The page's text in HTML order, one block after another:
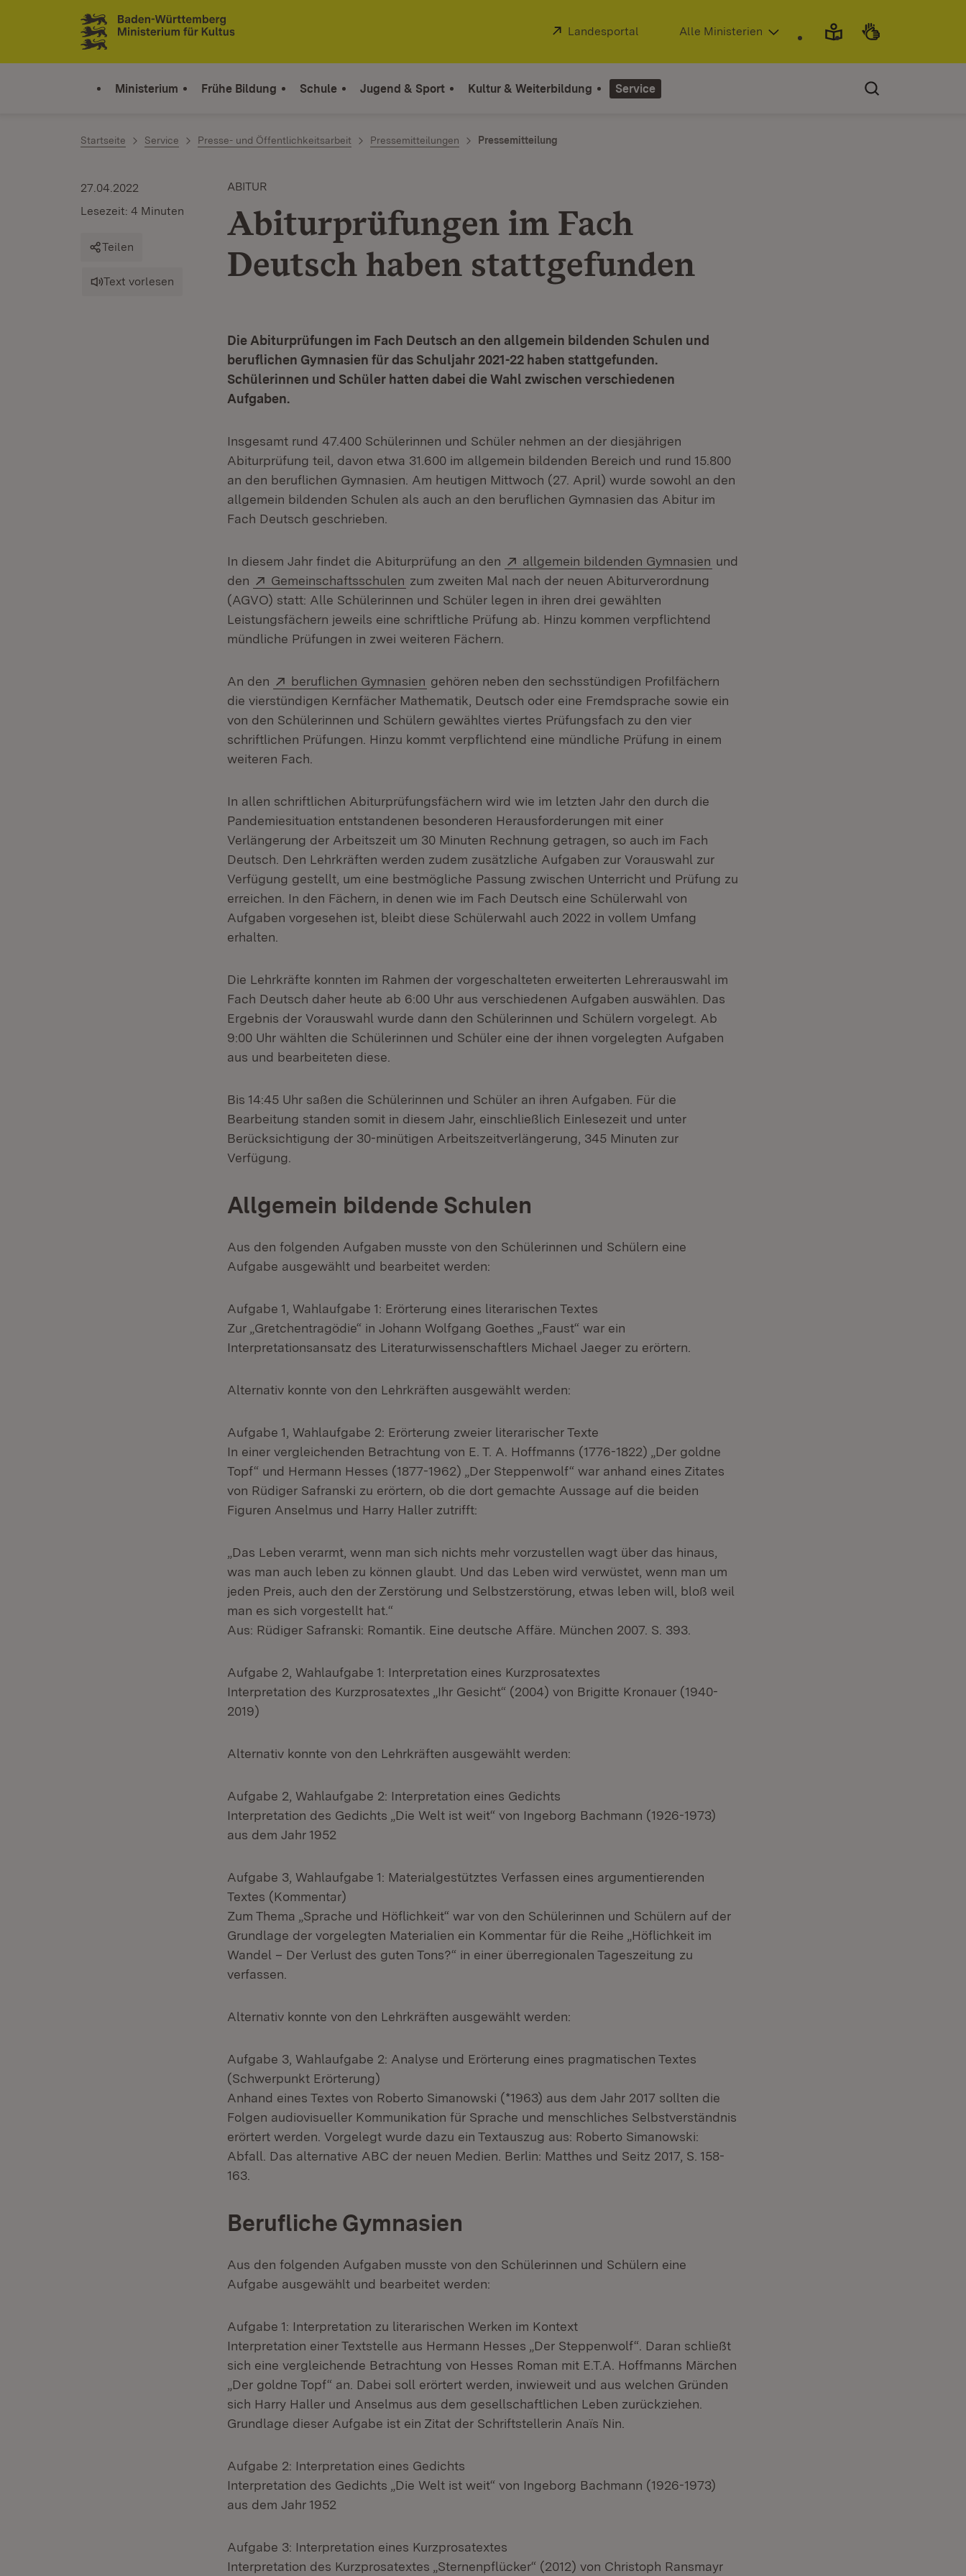
Zum Inhalt springen
Link zur Startseite
Extern:
Landesportal (Öffnet in neuem Fenster)
Alle Ministerien
Ministerium Frühe Bildung Schule Jugend & Sport Kultur & Weiterbildung Service
Startseite Service Presse- und Öffentlichkeitsarbeit Pressemitteilungen Pressemitteilung
ABITUR
Abiturprüfungen im Fach
Deutsch haben stattgefunden
27.04.2022
Lesezeit: 4 Minuten
Teilen
Text vorlesen
Die Abiturprüfungen im Fach Deutsch an den allgemein bildenden Schulen und
beruflichen Gymnasien für das Schuljahr 2021-22 haben stattgefunden.
Schülerinnen und Schüler hatten dabei die Wahl zwischen verschiedenen
Aufgaben.
Insgesamt rund 47.400 Schülerinnen und Schüler nehmen an der diesjährigen
Abiturprüfung teil, davon etwa 31.600 im allgemein bildenden Bereich und rund 15.800
an den beruflichen Gymnasien. Am heutigen Mittwoch (27. April) wurde sowohl an den
allgemein bildenden Schulen als auch an den beruflichen Gymnasien das Abitur im
Fach Deutsch geschrieben.
In diesem Jahr findet die Abiturprüfung an den Extern:
allgemein bildenden Gymnasien und
den
Extern:
Gemeinschaftsschulen zum zweiten Mal nach der neuen Abiturverordnung
(AGVO) statt: Alle Schülerinnen und Schüler legen in ihren drei gewählten
Leistungsfächern jeweils eine schriftliche Prüfung ab. Hinzu kommen verpflichtend
mündliche Prüfungen in zwei weiteren Fächern.
An den Extern:
beruflichen Gymnasien gehören neben den sechsstündigen Profilfächern
die vierstündigen Kernfächer Mathematik, Deutsch oder eine Fremdsprache sowie ein
von den Schülerinnen und Schülern gewähltes viertes Prüfungsfach zu den vier
schriftlichen Prüfungen. Hinzu kommt verpflichtend eine mündliche Prüfung in einem
weiteren Fach.
In allen schriftlichen Abiturprüfungsfächern wird wie im letzten Jahr den durch die
Pandemiesituation entstandenen besonderen Herausforderungen mit einer
Verlängerung der Arbeitszeit um 30 Minuten Rechnung getragen, so auch im Fach
Deutsch. Den Lehrkräften werden zudem zusätzliche Aufgaben zur Vorauswahl zur
Verfügung gestellt, um eine bestmögliche Passung zwischen Unterricht und Prüfung zu
erreichen. In den Fächern, in denen wie im Fach Deutsch eine Schülerwahl von
Aufgaben vorgesehen ist, bleibt diese Schülerwahl auch 2022 in vollem Umfang
erhalten.
Die Lehrkräfte konnten im Rahmen der vorgeschalteten erweiterten Lehrerauswahl im
Fach Deutsch daher heute ab 6:00 Uhr aus verschiedenen Aufgaben auswählen. Das
Ergebnis der Vorauswahl wurde dann den Schülerinnen und Schülern vorgelegt. Ab
9:00 Uhr wählten die Schülerinnen und Schüler eine der ihnen vorgelegten Aufgaben
aus und bearbeiteten diese.
Bis 14:45 Uhr saßen die Schülerinnen und Schüler an ihren Aufgaben. Für die
Bearbeitung standen somit in diesem Jahr, einschließlich Einlesezeit und unter
Berücksichtigung der 30-minütigen Arbeitszeitverlängerung, 345 Minuten zur
Verfügung.
Allgemein bildende Schulen
Aus den folgenden Aufgaben musste von den Schülerinnen und Schülern eine
Aufgabe ausgewählt und bearbeitet werden:
Aufgabe 1, Wahlaufgabe 1: Erörterung eines literarischen Textes
Zur „Gretchentragödie“ in Johann Wolfgang Goethes „Faust“ war ein
Interpretationsansatz des Literaturwissenschaftlers Michael Jaeger zu erörtern.
Alternativ konnte von den Lehrkräften ausgewählt werden:
Aufgabe 1, Wahlaufgabe 2: Erörterung zweier literarischer Texte
In einer vergleichenden Betrachtung von E. T. A. Hoffmanns (1776-1822) „Der goldne
Topf“ und Hermann Hesses (1877-1962) „Der Steppenwolf“ war anhand eines Zitates
von Rüdiger Safranski zu erörtern, ob die dort gemachte Aussage auf die beiden
Figuren Anselmus und Harry Haller zutrifft:
„Das Leben verarmt, wenn man sich nichts mehr vorzustellen wagt über das hinaus,
was man auch leben zu können glaubt. Und das Leben wird verwüstet, wenn man um
jeden Preis, auch den der Zerstörung und Selbstzerstörung, etwas leben will, bloß weil
man es sich vorgestellt hat.“
Aus: Rüdiger Safranski: Romantik. Eine deutsche Affäre. München 2007. S. 393.
Aufgabe 2, Wahlaufgabe 1: Interpretation eines Kurzprosatextes
Interpretation des Kurzprosatextes „Ihr Gesicht“ (2004) von Brigitte Kronauer (1940-
2019)
Alternativ konnte von den Lehrkräften ausgewählt werden:
Aufgabe 2, Wahlaufgabe 2: Interpretation eines Gedichts
Interpretation des Gedichts „Die Welt ist weit“ von Ingeborg Bachmann (1926-1973)
aus dem Jahr 1952
Aufgabe 3, Wahlaufgabe 1: Materialgestütztes Verfassen eines argumentierenden
Textes (Kommentar)
Zum Thema „Sprache und Höflichkeit“ war von den Schülerinnen und Schülern auf der
Grundlage der vorgelegten Materialien ein Kommentar für die Reihe „Höflichkeit im
Wandel – Der Verlust des guten Tons?“ in einer überregionalen Tageszeitung zu
verfassen.
Alternativ konnte von den Lehrkräften ausgewählt werden:
Aufgabe 3, Wahlaufgabe 2: Analyse und Erörterung eines pragmatischen Textes
(Schwerpunkt Erörterung)
Anhand eines Textes von Roberto Simanowski (*1963) aus dem Jahr 2017 sollten die
Folgen audiovisueller Kommunikation für Sprache und menschliches Selbstverständnis
erörtert werden. Vorgelegt wurde dazu ein Textauszug aus: Roberto Simanowski:
Abfall. Das alternative ABC der neuen Medien. Berlin: Matthes und Seitz 2017, S. 158-
163.
Berufliche Gymnasien
Aus den folgenden Aufgaben musste von den Schülerinnen und Schülern eine
Aufgabe ausgewählt und bearbeitet werden:
Aufgabe 1: Interpretation zu literarischen Werken im Kontext
Interpretation einer Textstelle aus Hermann Hesses „Der Steppenwolf“. Daran schließt
sich eine vergleichende Betrachtung von Hesses Roman mit E.T.A. Hoffmanns Märchen
„Der goldne Topf“ an. Dabei soll erörtert werden, inwieweit und aus welchen Gründen
sich Harry Haller und Anselmus aus dem gesellschaftlichen Leben zurückziehen.
Grundlage dieser Aufgabe ist ein Zitat der Schriftstellerin Anaïs Nin.
Aufgabe 2: Interpretation eines Gedichts
Interpretation des Gedichts „Die Welt ist weit“ von Ingeborg Bachmann (1926-1973)
aus dem Jahr 1952
Aufgabe 3: Interpretation eines Kurzprosatextes
Interpretation des Kurzprosatextes „Sternenpflücker“ (2012) von Christoph Ransmayr